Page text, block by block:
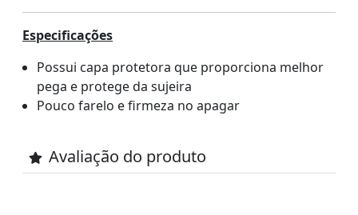
Especificações
Possui capa protetora que proporciona melhor
pega e protege da sujeira
Pouco farelo e firmeza no apagar
Avaliação do produto